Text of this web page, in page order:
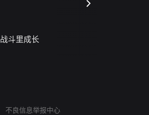
战斗里成长
不良信息举报中心